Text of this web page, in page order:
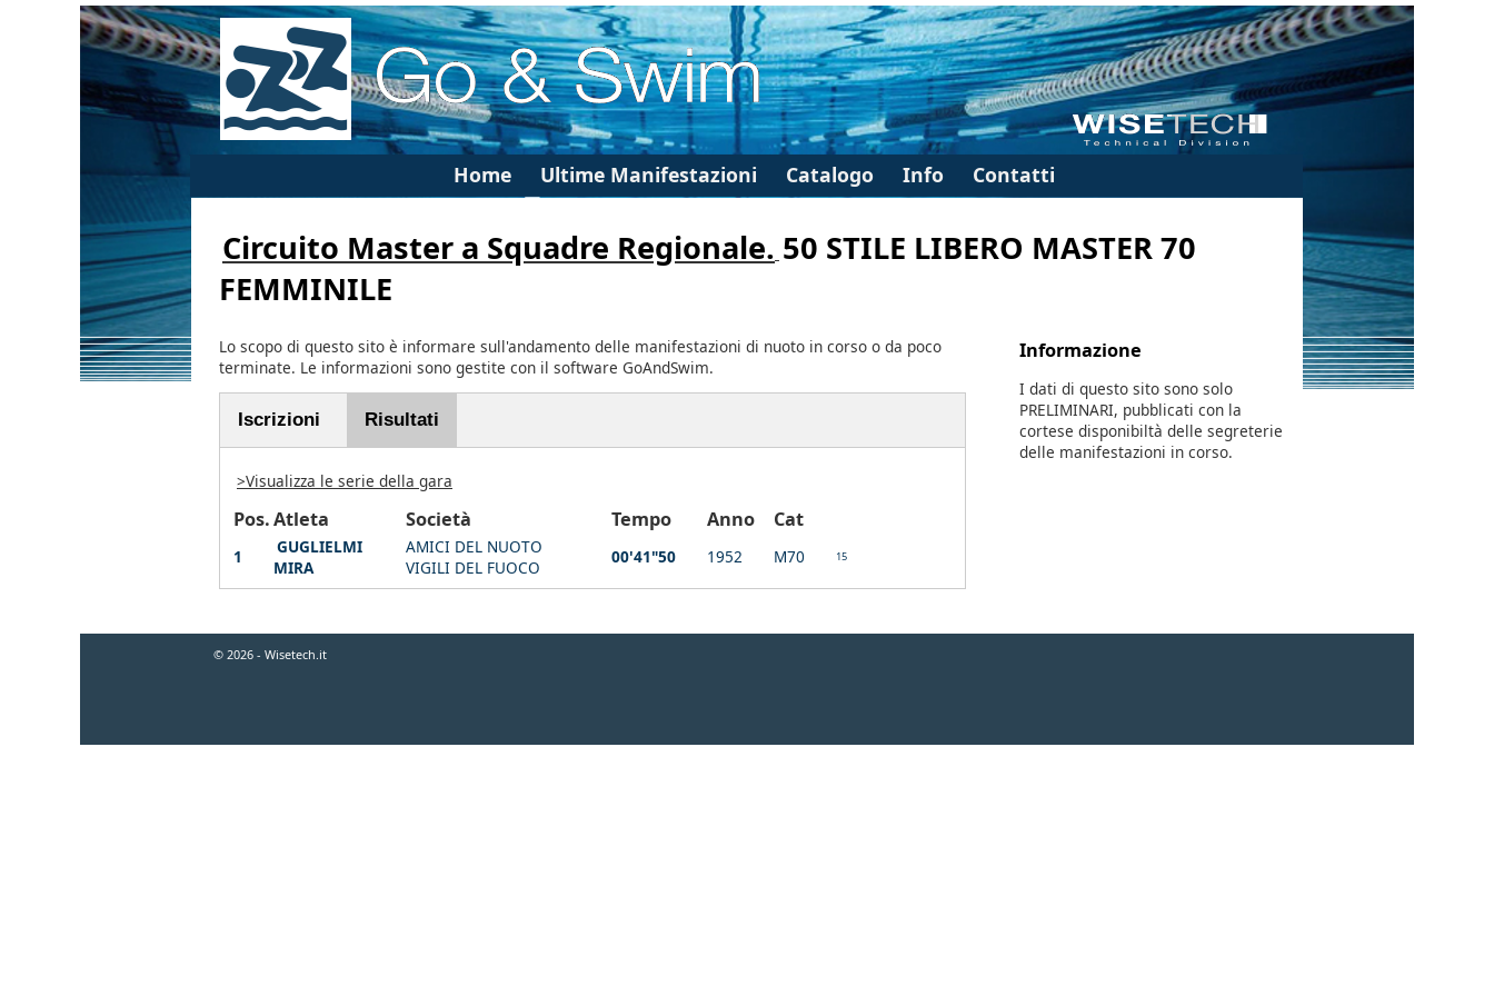
Home Ultime Manifestazioni Catalogo Info Contatti
Circuito Master a Squadre Regionale. 50 STILE LIBERO MASTER 70
FEMMINILE
Lo scopo di questo sito è informare sull'andamento delle manifestazioni di nuoto in corso o da poco
terminate. Le informazioni sono gestite con il software GoAndSwim.
Iscrizioni Risultati
>Visualizza le serie della gara
Pos.Atleta Società Tempo Anno Cat
1
GUGLIELMI
MIRA
AMICI DEL NUOTO
VIGILI DEL FUOCO
00'41"50 1952 M70 15
Informazione
I dati di questo sito sono solo
PRELIMINARI, pubblicati con la
cortese disponibiltà delle segreterie
delle manifestazioni in corso.
© 2026 - Wisetech.it